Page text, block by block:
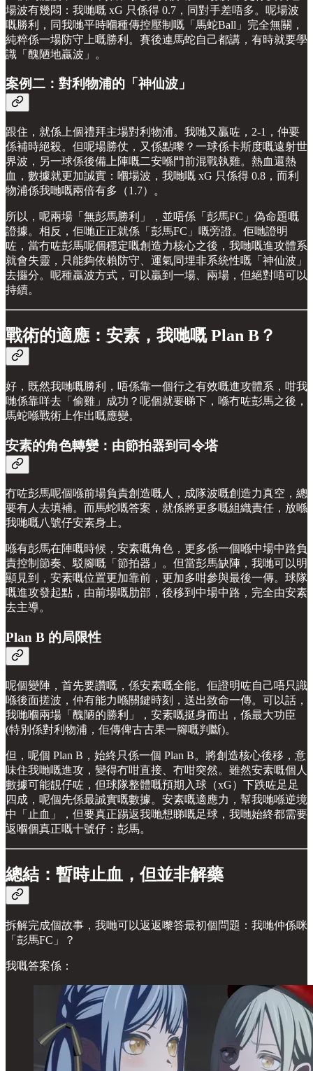
場波有幾悶：我哋嘅 xG 只係得 0.7，同對手差唔多。呢場波
嘅勝利，同我哋平時嗰種傳控壓制嘅「馬蛇Ball」完全無關，
純粹係一場防守上嘅勝利。賽後連馬蛇自己都講，有時就要學
識「醜陋地贏波」。
案例二：對利物浦的「神仙波」
跟住，就係上個禮拜主場對利物浦。我哋又贏咗，2-1，仲要
係補時絕殺。但呢場勝仗，又係點嚟？一球係卡斯度嘅遠射世
界波，另一球係後備上陣嘅二安喺門前混戰執雞。熱血還熱
血，數據就更加誠實：嗰場波，我哋嘅 xG 只係得 0.8，而利
物浦係我哋嘅兩倍有多（1.7）。
所以，呢兩場「無彭馬勝利」，並唔係「彭馬FC」偽命題嘅
證據。相反，佢哋正正就係「彭馬FC」嘅旁證。佢哋證明
咗，當冇咗彭馬呢個穩定嘅創造力核心之後，我哋嘅進攻體系
就會失靈，只能夠依賴防守、運氣同埋非系統性嘅「神仙波」
去攞分。呢種贏波方式，可以贏到一場、兩場，但絕對唔可以
持續。
戰術的適應：安素，我哋嘅 Plan B？
好，既然我哋嘅勝利，唔係靠一個行之有效嘅進攻體系，咁我
哋係靠咩去「偷雞」成功？呢個就要睇下，喺冇咗彭馬之後，
馬蛇喺戰術上作出嘅應變。
安素的角色轉變：由節拍器到司令塔
冇咗彭馬呢個喺前場負責創造嘅人，成隊波嘅創造力真空，總
要有人去填補。而馬蛇嘅答案，就係將更多嘅組織責任，放喺
我哋嘅八號仔安素身上。
喺有彭馬在陣嘅時候，安素嘅角色，更多係一個喺中場中路負
責控制節奏、駁腳嘅「節拍器」。但當彭馬缺陣，我哋可以明
顯見到，安素嘅位置更加靠前，更加多咁參與最後一傳。球隊
嘅進攻發起點，由前場嘅肋部，後移到中場中路，完全由安素
去主導。
Plan B 的局限性
呢個變陣，首先要讚嘅，係安素嘅全能。佢證明咗自己唔只識
喺後面搓波，仲有能力喺關鍵時刻，送出致命一傳。可以話，
我哋嗰兩場「醜陋的勝利」，安素嘅挺身而出，係最大功臣
(特別係對利物浦，佢傳俾古古果一腳嘅判斷)。
但，呢個 Plan B，始終只係一個 Plan B。將創造核心後移，意
味住我哋嘅進攻，變得冇咁直接、冇咁突然。雖然安素嘅個人
數據可能靚仔咗，但球隊整體嘅預期入球（xG）下跌咗足足
四成，呢個先係最誠實嘅數據。安素嘅適應力，幫我哋喺逆境
中「止血」，但要真正踢返我哋想睇嘅足球，我哋始終都需要
返嗰個真正嘅十號仔：彭馬。
總結：暫時止血，但並非解藥
拆解完成個故事，我哋可以返返嚟答最初個問題：我哋仲係咪
「彭馬FC」？
我嘅答案係：